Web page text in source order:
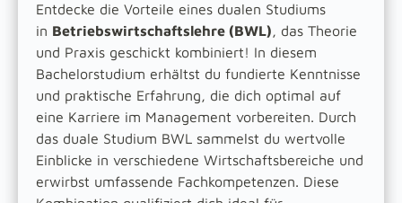
Entdecke die Vorteile eines dualen Studiums
in Betriebswirtschaftslehre (BWL), das Theorie
und Praxis geschickt kombiniert! In diesem
Bachelorstudium erhältst du fundierte Kenntnisse
und praktische Erfahrung, die dich optimal auf
eine Karriere im Management vorbereiten. Durch
das duale Studium BWL sammelst du wertvolle
Einblicke in verschiedene Wirtschaftsbereiche und
erwirbst umfassende Fachkompetenzen. Diese